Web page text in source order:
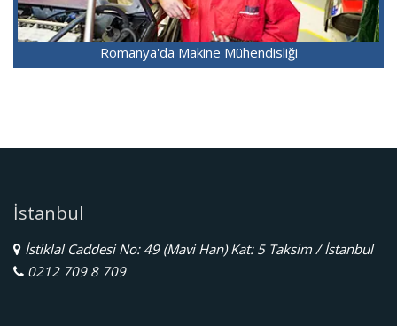
Romanya'da Makine Mühendisliği
İstanbul
İstiklal Caddesi No: 49 (Mavi Han) Kat: 5 Taksim / İstanbul
0212 709 8 709